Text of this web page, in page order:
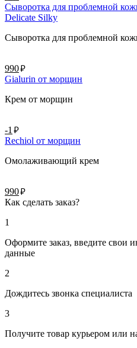
Сыворотка для проблемной
Delicate Silky
Сыворотка для проблемной
990руб.
Gialurin от морщин
Крем от морщин
-1 руб.
Rechiol от морщин
Омолаживающий крем
990руб.
Как сделать заказ?
1
Оформите заказ, введите свои
данные
2
Дождитесь звонка специалиста
3
Получите товар курьером или